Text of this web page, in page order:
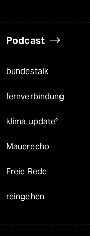
Podcast
bundestalk
fernverbindung
klima update°
Mauerecho
Freie Rede
reingehen